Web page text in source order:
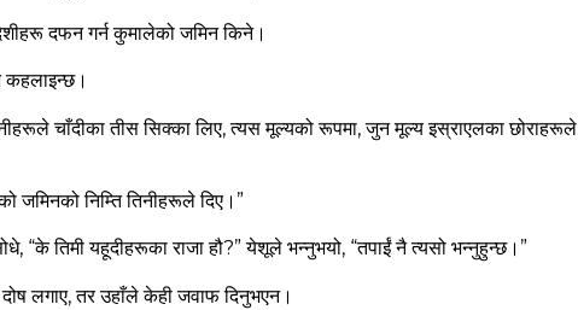
दफन गर्न कुमालेको जमिन किने।
चाँदीका तीस सिक्‍का लिए, त्‍यस मूल्‍यको रूपमा, जुन मूल्‍य इस्राएलका छोराहरूले
निम्‍ति तिनीहरूले दिए।”
“के तिमी यहूदीहरूका राजा हौ?”येशूले भन्‍नुभयो, “तपाईं नै त्‍यसो भन्‍नुहुन्‍छ।”
लगाए, तर उहाँले केही जवाफ दिनुभएन।